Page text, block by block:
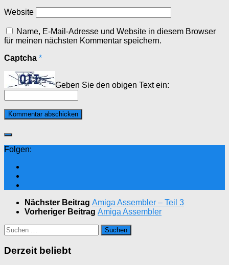
Website
Name, E-Mail-Adresse und Website in diesem Browser
für meinen nächsten Kommentar speichern.
Captcha *
Geben Sie den obigen Text ein:
Folgen:
Nächster Beitrag Amiga Assembler – Teil 3
Vorheriger Beitrag Amiga Assembler
Suchen
nach:
Derzeit beliebt